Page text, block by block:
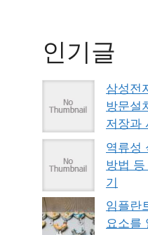
인기글
삼성전
방문설
저장과
역류성
방법
기
임플란
요소를